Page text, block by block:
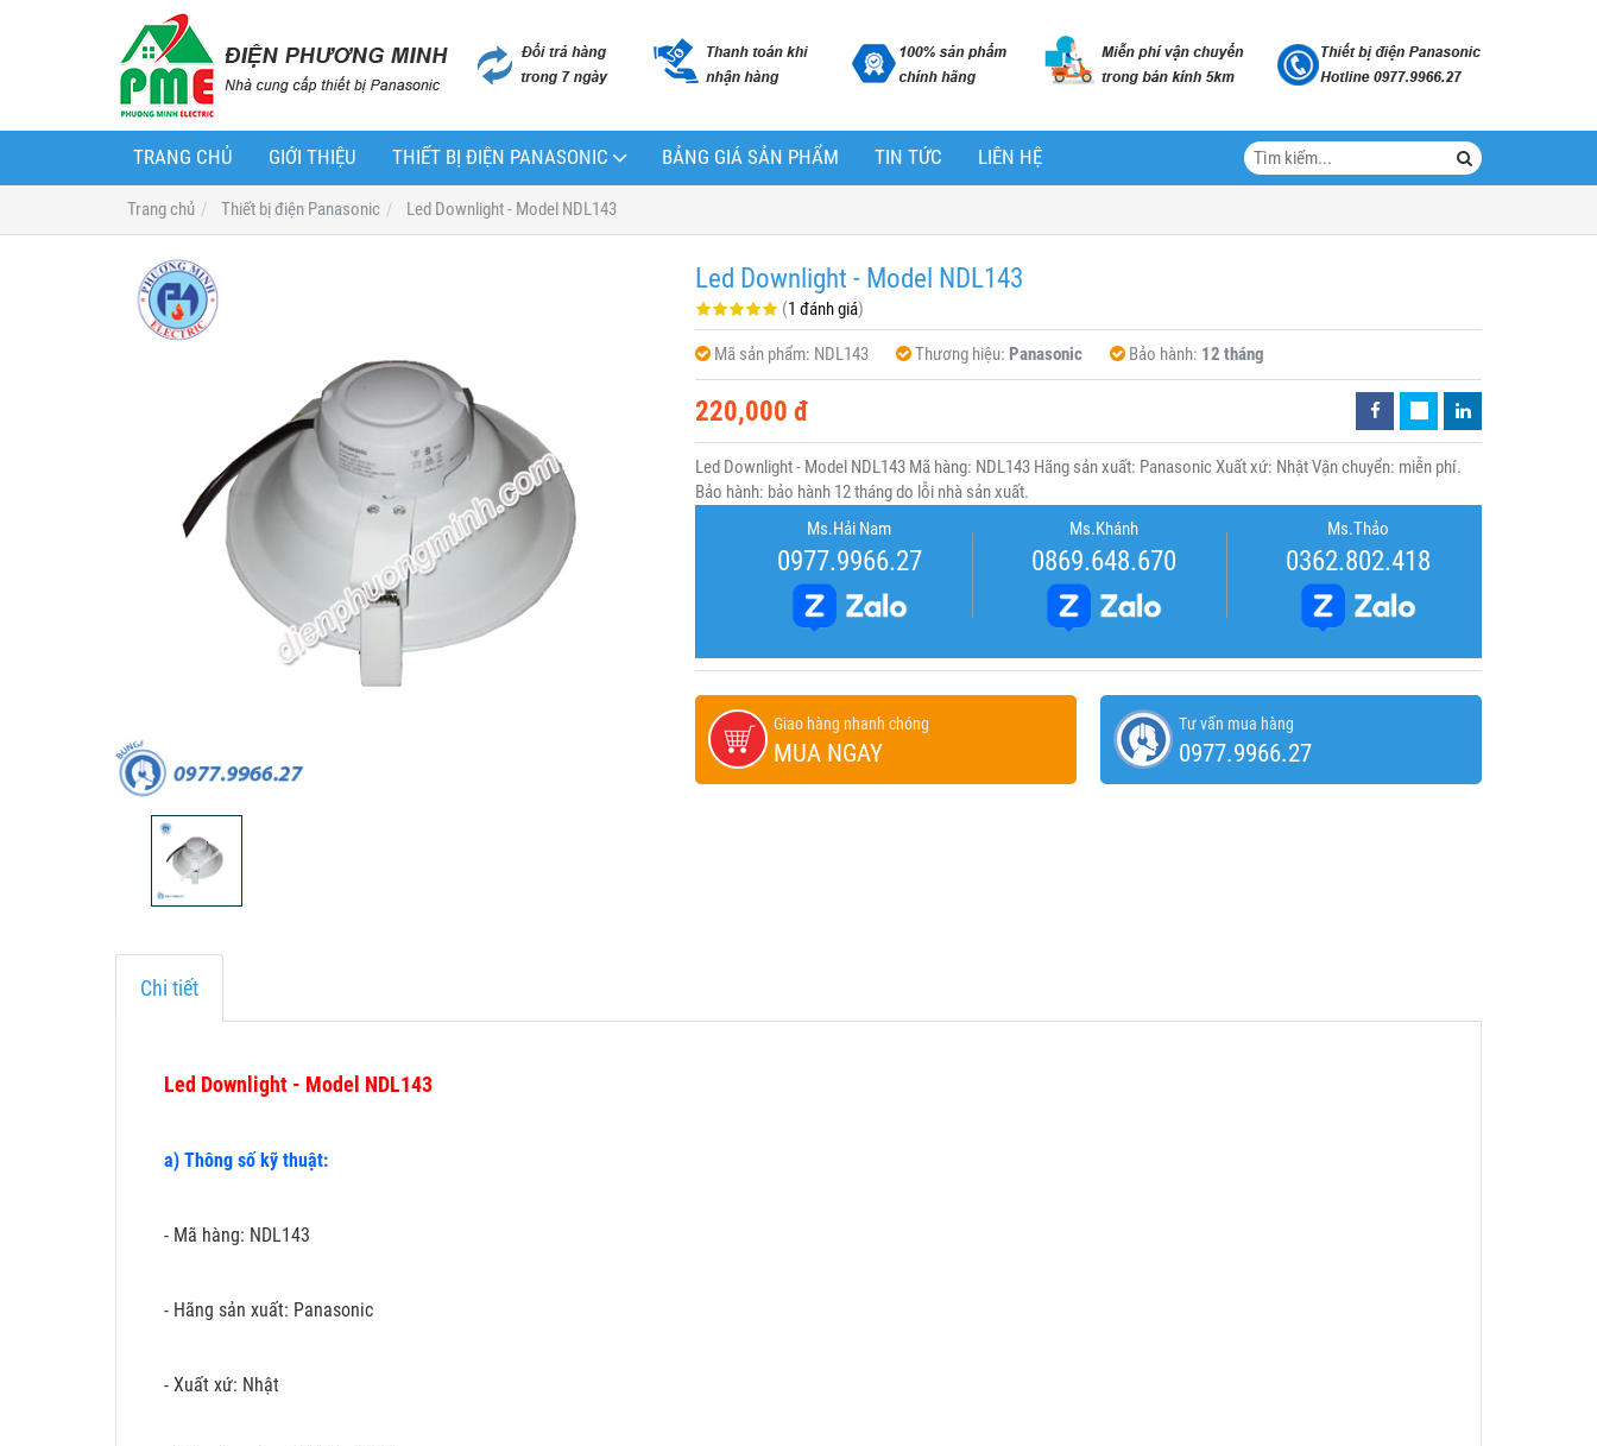
TRANG CHỦ GIỚI THIỆU THIẾT BỊ ĐIỆN PANASONIC BẢNG GIÁ SẢN PHẨM TIN TỨC LIÊN HỆ
Trang chủ Thiết bị điện Panasonic Led Downlight - Model NDL143
Led Downlight - Model NDL143
(1 đánh giá)
Mã sản phẩm: NDL143 Thương hiệu: Panasonic Bảo hành: 12 tháng
220,000 đ
Led Downlight - Model NDL143 Mã hàng: NDL143 Hãng sản xuất: Panasonic Xuất xứ: Nhật Vận chuyển: miễn phí.
Bảo hành: bảo hành 12 tháng do lỗi nhà sản xuất.
Ms.Hải Nam
0977.9966.27
Ms.Khánh
0869.648.670
Ms.Thảo
0362.802.418
Giao hàng nhanh chóng
MUA NGAY
Tư vấn mua hàng
0977.9966.27
Chi tiết
Led Downlight - Model NDL143
a) Thông số kỹ thuật:
- Mã hàng: NDL143
- Hãng sản xuất: Panasonic
- Xuất xứ: Nhật